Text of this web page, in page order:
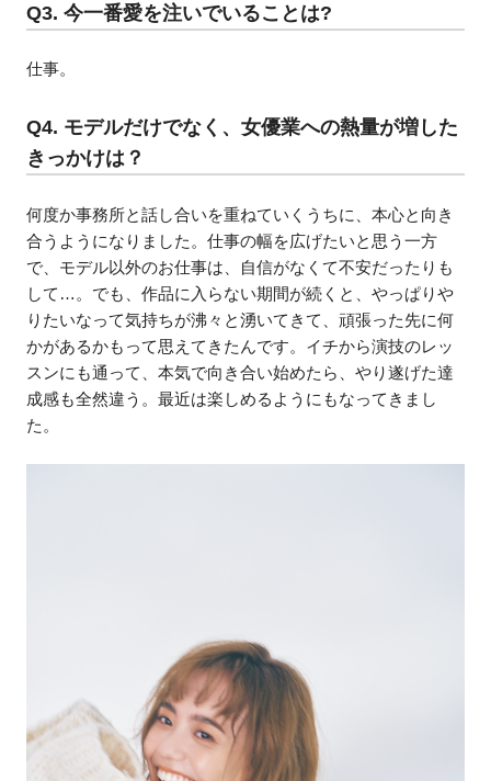
Q3. 今一番愛を注いでいることは?
仕事。
Q4. モデルだけでなく、女優業への熱量が増した
きっかけは？
何度か事務所と話し合いを重ねていくうちに、本心と向き
合うようになりました。仕事の幅を広げたいと思う一方
で、モデル以外のお仕事は、自信がなくて不安だったりも
して…。でも、作品に入らない期間が続くと、やっぱりや
りたいなって気持ちが沸々と湧いてきて、頑張った先に何
かがあるかもって思えてきたんです。イチから演技のレッ
スンにも通って、本気で向き合い始めたら、やり遂げた達
成感も全然違う。最近は楽しめるようにもなってきまし
た。